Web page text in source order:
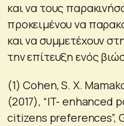
και να τους
προκειμένου να
και να συμμετέχουν
την επίτευξη ενός
(1) Cohen, S. X.
(2017), “IT- enhanced
citizens preferences”,